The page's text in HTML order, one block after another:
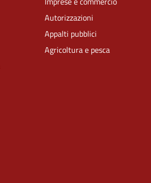
Autorizzazioni
Appalti pubblici
Agricoltura e pesca